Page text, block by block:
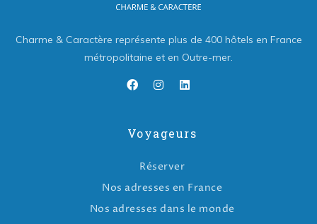
Charme & Caractère représente plus de 400 hôtels en France
métropolitaine et en Outre-mer.
Voyageurs
Réserver
Nos adresses en France
Nos adresses dans le monde